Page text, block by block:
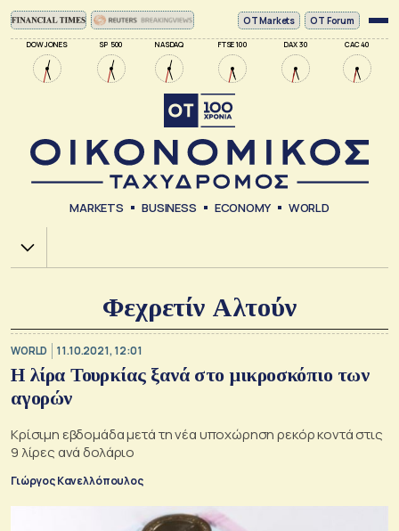
DOW JONES SP 500 NASDAQ FTSE 100 DAX 30 CAC 40
ΟΤ Markets OT Forum
MARKETS BUSINESS ECONOMY WORLD
Χ.Α.
Φεχρετίν Αλτούν
WORLD 11.10.2021, 12:01
Η λίρα Τουρκίας ξανά στο μικροσκόπιο των
αγορών
Κρίσιμη εβδομάδα μετά τη νέα υποχώρηση ρεκόρ κοντά στις
9 λίρες ανά δολάριο
Γιώργος Κανελλόπουλος